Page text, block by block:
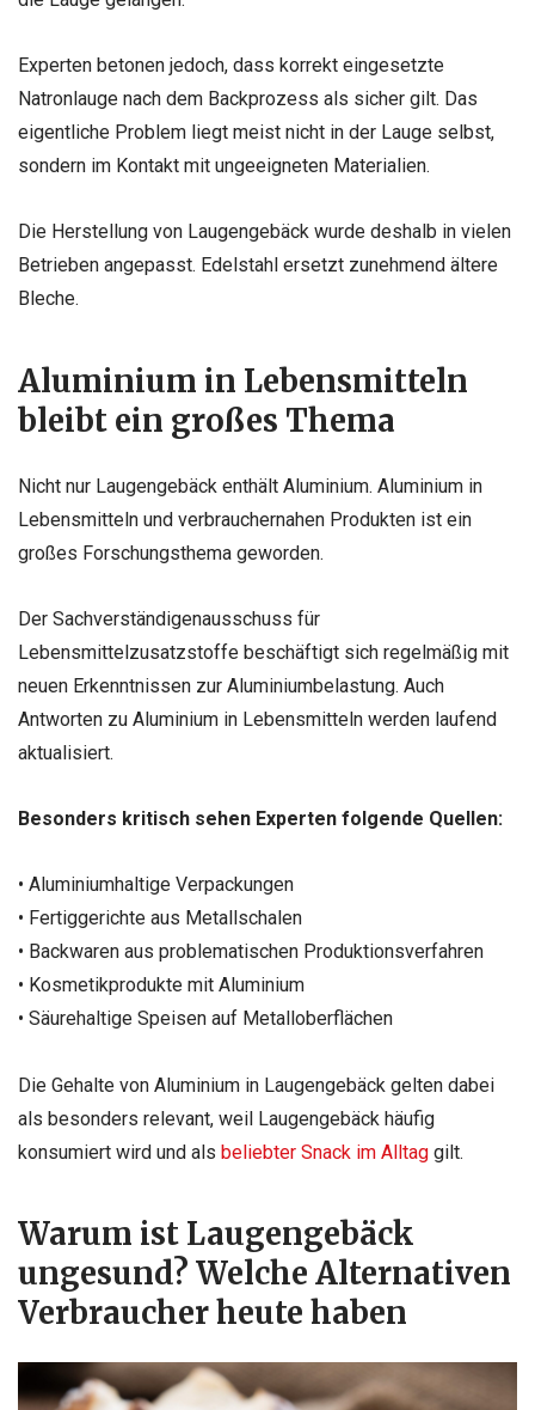
Experten betonen jedoch, dass korrekt eingesetzte
Natronlauge nach dem Backprozess als sicher gilt. Das
eigentliche Problem liegt meist nicht in der Lauge selbst,
sondern im Kontakt mit ungeeigneten Materialien.
Die Herstellung von Laugengebäck wurde deshalb in vielen
Betrieben angepasst. Edelstahl ersetzt zunehmend ältere
Bleche.
Aluminium in Lebensmitteln
bleibt ein großes Thema
Nicht nur Laugengebäck enthält Aluminium. Aluminium in
Lebensmitteln und verbrauchernahen Produkten ist ein
großes Forschungsthema geworden.
Der Sachverständigenausschuss für
Lebensmittelzusatzstoffe beschäftigt sich regelmäßig mit
neuen Erkenntnissen zur Aluminiumbelastung. Auch
Antworten zu Aluminium in Lebensmitteln werden laufend
aktualisiert.
Besonders kritisch sehen Experten folgende Quellen:
• Aluminiumhaltige Verpackungen
• Fertiggerichte aus Metallschalen
• Backwaren aus problematischen Produktionsverfahren
• Kosmetikprodukte mit Aluminium
• Säurehaltige Speisen auf Metalloberflächen
Die Gehalte von Aluminium in Laugengebäck gelten dabei
als besonders relevant, weil Laugengebäck häufig
konsumiert wird und als beliebter Snack im Alltag gilt.
Warum ist Laugengebäck
ungesund? Welche Alternativen
Verbraucher heute haben